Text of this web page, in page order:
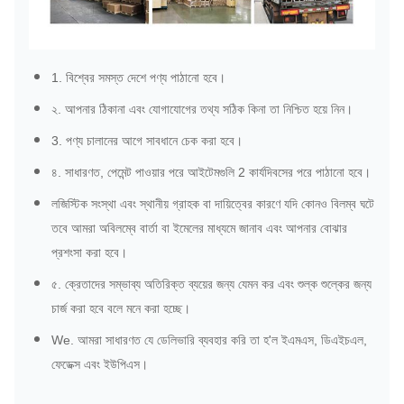
1. বিশ্বের সমস্ত দেশে পণ্য পাঠানো হবে।
২. আপনার ঠিকানা এবং যোগাযোগের তথ্য সঠিক কিনা তা নিশ্চিত হয়ে নিন।
3. পণ্য চালানের আগে সাবধানে চেক করা হবে।
৪. সাধারণত, পেমেন্ট পাওয়ার পরে আইটেমগুলি 2 কার্যদিবসের পরে পাঠানো হবে।
লজিস্টিক সংস্থা এবং স্থানীয় গ্রাহক বা দায়িত্বের কারণে যদি কোনও বিলম্ব ঘটে
তবে আমরা অবিলম্বে বার্তা বা ইমেলের মাধ্যমে জানাব এবং আপনার বোঝার
প্রশংসা করা হবে।
৫. ক্রেতাদের সম্ভাব্য অতিরিক্ত ব্যয়ের জন্য যেমন কর এবং শুল্ক শুল্কের জন্য
চার্জ করা হবে বলে মনে করা হচ্ছে।
We. আমরা সাধারণত যে ডেলিভারি ব্যবহার করি তা হ'ল ইএমএস, ডিএইচএল,
ফেডেক্স এবং ইউপিএস।